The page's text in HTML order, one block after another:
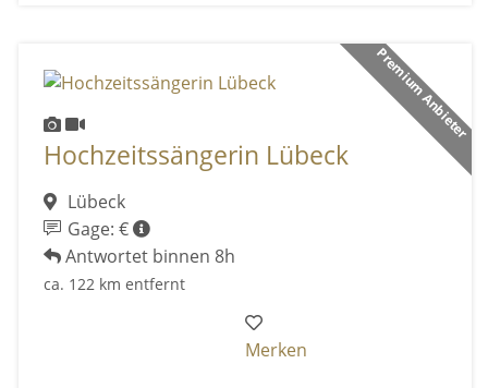
Premium Anbieter
Hochzeitssängerin Lübeck
Lübeck
Gage: €
Antwortet binnen 8h
ca. 122 km entfernt
Merken